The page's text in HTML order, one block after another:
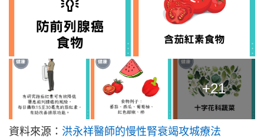
+21
資料來源： 洪永祥醫師的慢性腎衰竭攻城療法